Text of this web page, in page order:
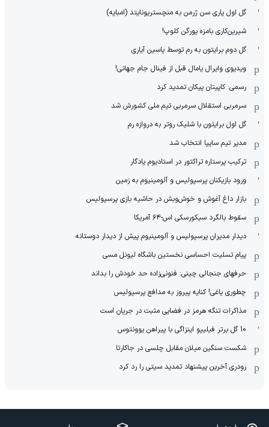
گل اول پاری سن ژرمن به منچستریونایتد (امبایه)
شیرین‌کاری بامزه یورگن کلوپ!
گل دوم برایتون به رم توسط یاسین آیاری
ویدیوی وایرال یامال قبل از فینال جام جهانی!
رسمی: کاپیتان پیکان تمدید کرد
سرمربی استقلال سرمربی تیم ملی کشورش شد
گل اول برایتون با شلیک روتر به دروازه رم
مدیر تیم سایپا انتخاب شد
ترکیب پرستاره تراکتور در استادیوم یادگار
ورود بازیکنان پرسپولیس و آلومینیوم به زمین
بازار داغ آغوش و خوش‌و‌بش در حاشیه بازی پرسپولیس
سقوط بالگرد سیکورسکی اس-۶۴ آمریکا
دیدار مدیران پرسپولیس و آلومینیوم پیش از دیدار دوستانه
پیام تسلیت احساسی نخستین باشگاه لیونل مسی
حرفهای جنجالی چینی: فنونی‌زاده حد خودش را بداند
چطوری یاغی! کنایه پیروز به مدافع پرسپولیس
مذاکرات تنگه هرمز در فضایی مثبت در جریان است
10 گل برتر فیلیپو اینزاگی با پیراهن یوونتوس
شکست سنگین میلان مقابل چلسی در جاکارتا
رودری آخرین پیشنهاد تمدید سیتی را رد کرد